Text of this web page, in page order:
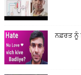
ਨਫ਼ਰਤ ਨੂੰ